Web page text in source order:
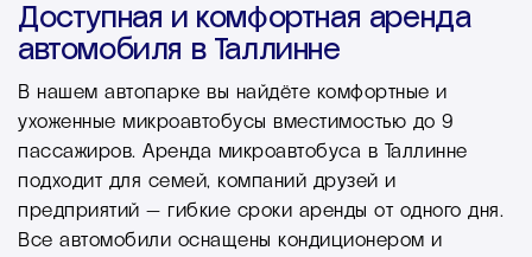
Доступная и комфортная аренда
автомобиля в Таллинне
В нашем автопарке вы найдёте комфортные и
ухоженные микроавтобусы вместимостью до 9
пассажиров. Аренда микроавтобуса в Таллинне
подходит для семей, компаний друзей и
предприятий — гибкие сроки аренды от одного дня.
Все автомобили оснащены кондиционером и